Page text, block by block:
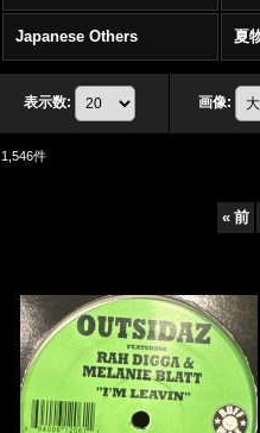
Japanese Others 夏
表示数: 画像:
1,546件
« 前